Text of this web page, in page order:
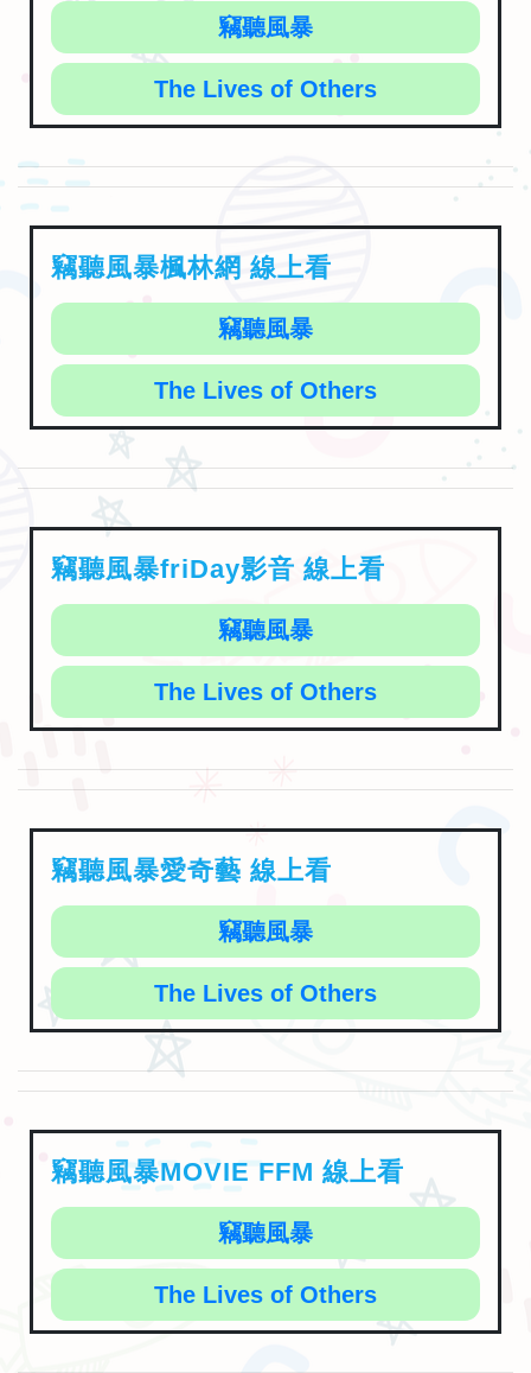
竊聽風暴
The Lives of Others
竊聽風暴楓林網 線上看
竊聽風暴
The Lives of Others
竊聽風暴friDay影音 線上看
竊聽風暴
The Lives of Others
竊聽風暴愛奇藝 線上看
竊聽風暴
The Lives of Others
竊聽風暴MOVIE FFM 線上看
竊聽風暴
The Lives of Others